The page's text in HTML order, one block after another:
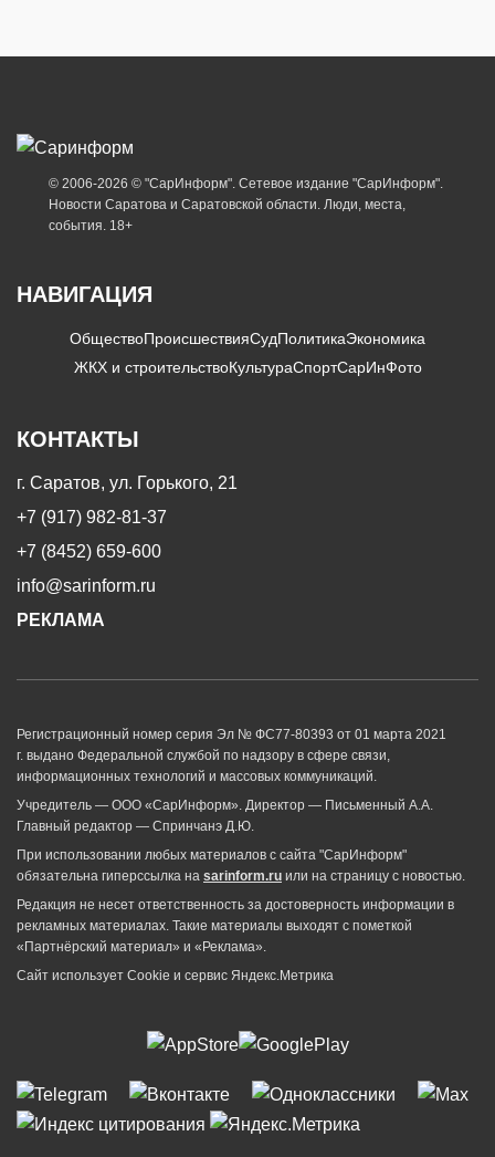
© 2006-2026 © "СарИнформ". Сетевое издание "СарИнформ".
Новости Саратова и Саратовской области. Люди, места,
события. 18+
НАВИГАЦИЯ
ОбществоПроисшествияСудПолитикаЭкономика
ЖКХ и строительствоКультураСпортСарИнФото
КОНТАКТЫ
г. Саратов, ул. Горького, 21
+7 (917) 982-81-37
+7 (8452) 659-600
info@sarinform.ru
РЕКЛАМА
Регистрационный номер серия Эл № ФС77-80393 от 01 марта 2021
г. выдано Федеральной службой по надзору в сфере связи,
информационных технологий и массовых коммуникаций.
Учредитель — ООО «СарИнформ». Директор — Письменный А.А.
Главный редактор — Спринчанэ Д.Ю.
При использовании любых материалов с сайта "СарИнформ"
обязательна гиперссылка на sarinform.ru или на страницу с новостью.
Редакция не несет ответственность за достоверность информации в
рекламных материалах. Такие материалы выходят с пометкой
«Партнёрский материал» и «Реклама».
Сайт использует Cookie и сервиc Яндекс.Метрика